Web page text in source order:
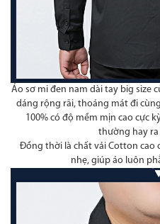
Áo sơ mi đen nam dài tay big size
dáng rộng rãi, thoáng mát đi
100% có độ mềm mịn cao cực
thường hay
Đồng thời là chất vải Cotton cao
nhẹ, giúp áo luôn